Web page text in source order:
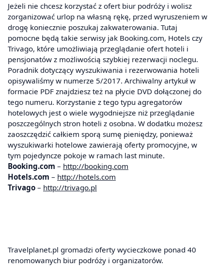
Jeżeli nie chcesz korzystać z ofert biur podróży i wolisz
zorganizować urlop na własną rękę, przed wyruszeniem w
drogę koniecznie poszukaj zakwaterowania. Tutaj
pomocne będą takie serwisy jak Booking.com, Hotels czy
Trivago, które umożliwiają przeglądanie ofert hoteli i
pensjonatów z możliwością szybkiej rezerwacji noclegu.
Poradnik dotyczący wyszukiwania i rezerwowania hoteli
opisywaliśmy w numerze 5/2017. Archiwalny artykuł w
formacie PDF znajdziesz też na płycie DVD dołączonej do
tego numeru. Korzystanie z tego typu agregatorów
hotelowych jest o wiele wygodniejsze niż przeglądanie
poszczególnych stron hoteli z osobna. W dodatku możesz
zaoszczędzić całkiem sporą sumę pieniędzy, ponieważ
wyszukiwarki hotelowe zawierają oferty promocyjne, w
tym pojedyncze pokoje w ramach last minute.
Booking.com – http://booking.com
Hotels.com – http://hotels.com
Trivago – http://trivago.pl
Travelplanet.pl gromadzi oferty wycieczkowe ponad 40
renomowanych biur podróży i organizatorów.